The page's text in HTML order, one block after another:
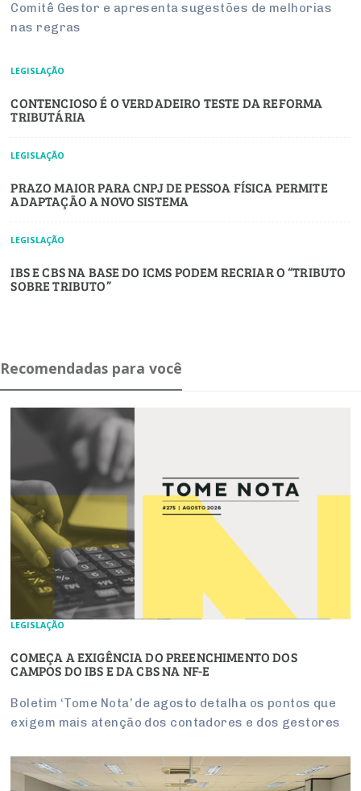
Comitê Gestor e apresenta sugestões de melhorias
nas regras
LEGISLAÇÃO
CONTENCIOSO É O VERDADEIRO TESTE DA REFORMA
TRIBUTÁRIA
LEGISLAÇÃO
PRAZO MAIOR PARA CNPJ DE PESSOA FÍSICA PERMITE
ADAPTAÇÃO A NOVO SISTEMA
LEGISLAÇÃO
IBS E CBS NA BASE DO ICMS PODEM RECRIAR O “TRIBUTO
SOBRE TRIBUTO”
Recomendadas para você
LEGISLAÇÃO
COMEÇA A EXIGÊNCIA DO PREENCHIMENTO DOS
CAMPOS DO IBS E DA CBS NA NF-E
Boletim ‘Tome Nota’ de agosto detalha os pontos que
exigem mais atenção dos contadores e dos gestores